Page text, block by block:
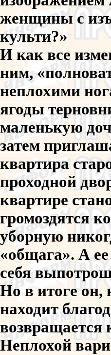
женщины с
культи?»
И как все
ним,
неплохими
ягоды
маленькую
затем
квартира
проходной
квартире
громоздятся
уборную
«общага». А
себя
Но в итоге он,
находит
Неплохой